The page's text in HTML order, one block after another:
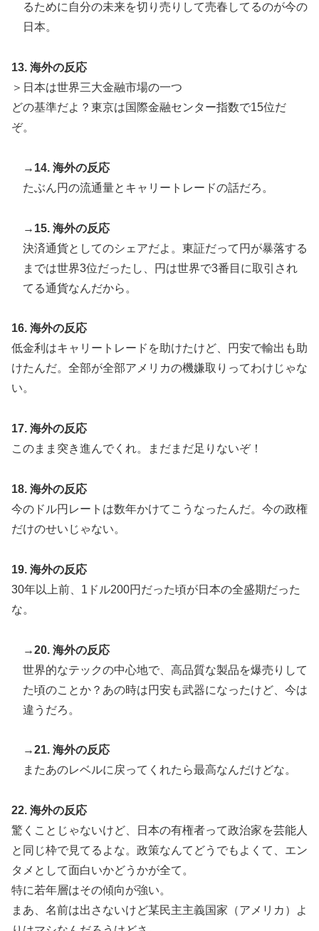
るために自分の未来を切り売りして売春してるのが今の
日本。
13. 海外の反応
＞日本は世界三大金融市場の一つ
どの基準だよ？東京は国際金融センター指数で15位だ
ぞ。
→14. 海外の反応
たぶん円の流通量とキャリートレードの話だろ。
→15. 海外の反応
決済通貨としてのシェアだよ。東証だって円が暴落する
までは世界3位だったし、円は世界で3番目に取引され
てる通貨なんだから。
16. 海外の反応
低金利はキャリートレードを助けたけど、円安で輸出も助
けたんだ。全部が全部アメリカの機嫌取りってわけじゃな
い。
17. 海外の反応
このまま突き進んでくれ。まだまだ足りないぞ！
18. 海外の反応
今のドル円レートは数年かけてこうなったんだ。今の政権
だけのせいじゃない。
19. 海外の反応
30年以上前、1ドル200円だった頃が日本の全盛期だった
な。
→20. 海外の反応
世界的なテックの中心地で、高品質な製品を爆売りして
た頃のことか？あの時は円安も武器になったけど、今は
違うだろ。
→21. 海外の反応
またあのレベルに戻ってくれたら最高なんだけどな。
22. 海外の反応
驚くことじゃないけど、日本の有権者って政治家を芸能人
と同じ枠で見てるよな。政策なんてどうでもよくて、エン
タメとして面白いかどうかが全て。
特に若年層はその傾向が強い。
まあ、名前は出さないけど某民主主義国家（アメリカ）よ